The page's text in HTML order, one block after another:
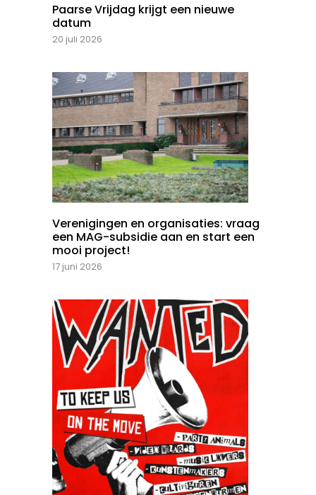
Paarse Vrijdag krijgt een nieuwe
datum
20 juli 2026
Verenigingen en organisaties: vraag
een MAG-subsidie aan en start een
mooi project!
17 juni 2026